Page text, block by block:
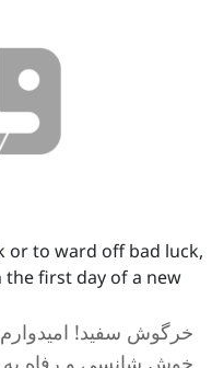
or to ward off bad luck,
the first day of a new
خرگوش سفید! امیدوارم